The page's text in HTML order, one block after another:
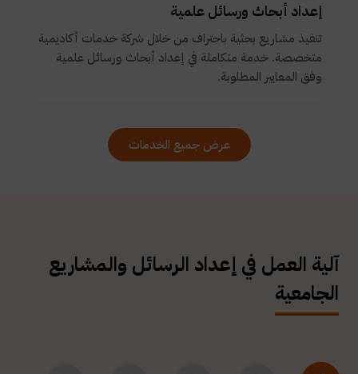
إعداد أبحاث ورسائل علمية
تنفيذ مشاريع بحثية باحتراف من خلال شركة خدمات أكاديمية
متخصصة. خدمة متكاملة في إعداد أبحاث ورسائل علمية
وفق المعايير المطلوبة.
عرض جميع الخدمات
آلية العمل في إعداد الرسائل والمشاريع
الجامعية